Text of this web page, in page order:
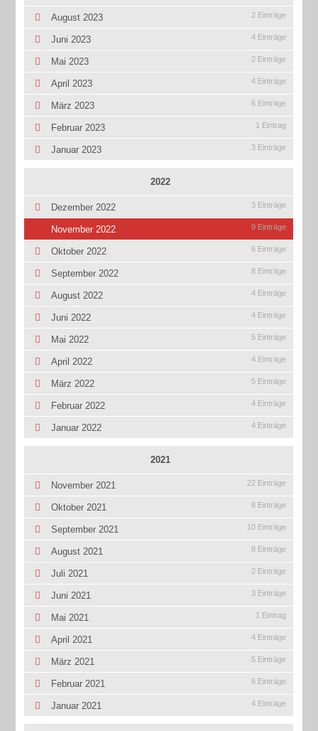
August 2023 2 Einträge
Juni 2023 4 Einträge
Mai 2023 2 Einträge
April 2023 4 Einträge
März 2023 6 Einträge
Februar 2023 1 Eintrag
Januar 2023 3 Einträge
2022
Dezember 2022 3 Einträge
November 2022 9 Einträge
Oktober 2022 6 Einträge
September 2022 8 Einträge
August 2022 4 Einträge
Juni 2022 4 Einträge
Mai 2022 5 Einträge
April 2022 4 Einträge
März 2022 5 Einträge
Februar 2022 4 Einträge
Januar 2022 4 Einträge
2021
November 2021 22 Einträge
Oktober 2021 8 Einträge
September 2021 10 Einträge
August 2021 8 Einträge
Juli 2021 2 Einträge
Juni 2021 3 Einträge
Mai 2021 1 Eintrag
April 2021 4 Einträge
März 2021 5 Einträge
Februar 2021 6 Einträge
Januar 2021 4 Einträge